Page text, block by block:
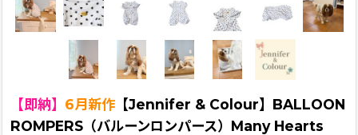
【即納】 6月新作 【Jennifer & Colour】BALLOON
ROMPERS（バルーンロンパース）Many Hearts